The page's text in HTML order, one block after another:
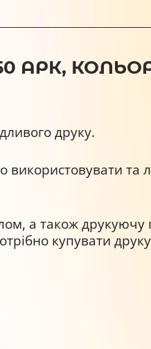
АРК,
друку.
використовувати та
а також друкуючу
купувати